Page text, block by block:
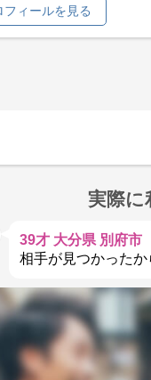
フィールを見る
実際に
39才 大分県 別府市
相手が見つかったか